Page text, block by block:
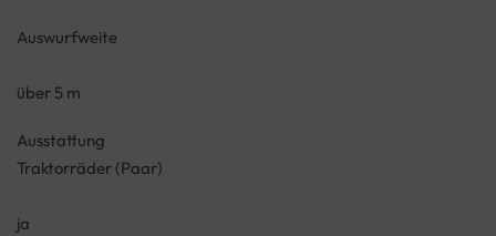
Auswurfweite
über 5 m
Ausstattung
Traktorräder (Paar)
ja